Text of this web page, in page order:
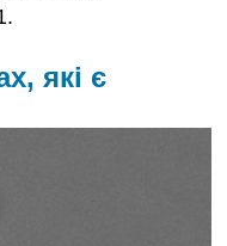
які є